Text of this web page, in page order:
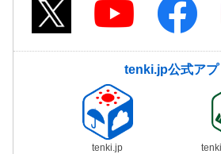
tenki.jp公式アプ
tenki.jp